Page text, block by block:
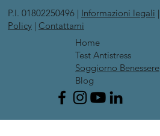
Home
Test Antistress
Soggiorno Benessere
Blog
P.I. 01802250496 | Informazioni legali |
Policy| Contattami